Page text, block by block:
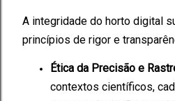
A integridade do horto digital
princípios de rigor e
Ética da Precisão e
contextos científicos,